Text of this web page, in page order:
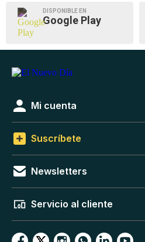
DISPONIBLE EN
Google Play
Mi cuenta
Suscríbete
Newsletters
Servicio al cliente